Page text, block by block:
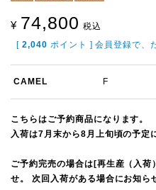
¥ 74,800 税込
[ 2,040 ポイント ] 会員登録で、
CAMEL F
こちらはご予約商品になります。
入荷は7月末から8月上旬頃の予定
ご予約完売の場合は[再生産（入
せ。 次回入荷がある場合にお知ら